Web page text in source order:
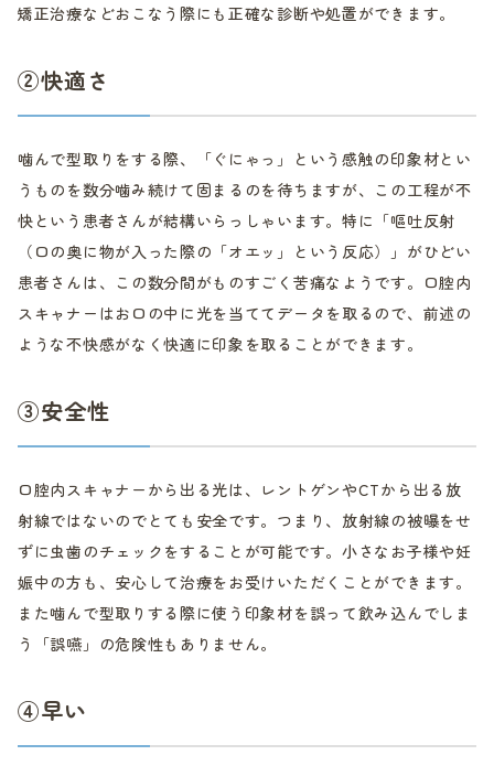
矯正治療などおこなう際にも正確な診断や処置ができます。
②快適さ
噛んで型取りをする際、「ぐにゃっ」という感触の印象材とい
うものを数分噛み続けて固まるのを待ちますが、この工程が不
快という患者さんが結構いらっしゃいます。特に「嘔吐反射
（口の奥に物が入った際の「オエッ」という反応）」がひどい
患者さんは、この数分間がものすごく苦痛なようです。口腔内
スキャナーはお口の中に光を当ててデータを取るので、前述の
ような不快感がなく快適に印象を取ることができます。
③安全性
口腔内スキャナーから出る光は、レントゲンやCTから出る放
射線ではないのでとても安全です。つまり、放射線の被曝をせ
ずに虫歯のチェックをすることが可能です。小さなお子様や妊
娠中の方も、安心して治療をお受けいただくことができます。
また噛んで型取りする際に使う印象材を誤って飲み込んでしま
う「誤嚥」の危険性もありません。
④早い